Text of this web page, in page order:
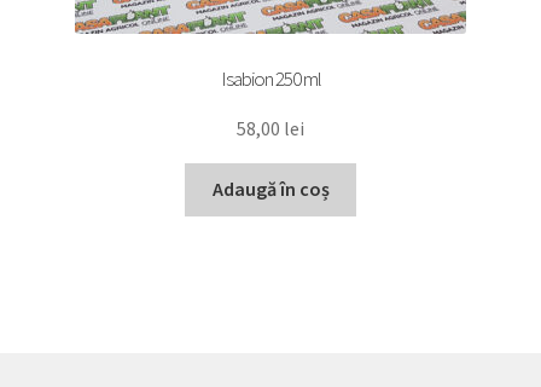
Isabion 250 ml
58,00 lei
Adaugă în coș